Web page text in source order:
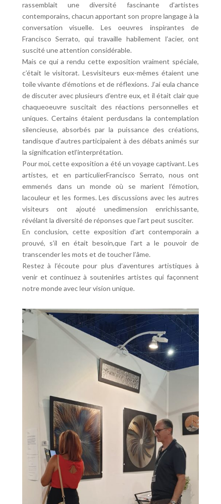
rassemblait une diversité fascinante d’artistes
contemporains, chacun apportant son propre langage à la
conversation visuelle. Les oeuvres inspirantes de
Francisco Serrato, qui travaille habilement l’acier, ont
suscité une attention considérable.
Mais ce qui a rendu cette exposition vraiment spéciale,
c’était le visitorat. Lesvisiteurs eux-mêmes étaient une
toile vivante d’émotions et de réflexions. J’ai eula chance
de discuter avec plusieurs d’entre eux, et il était clair que
chaqueoeuvre suscitait des réactions personnelles et
uniques. Certains étaient perdusdans la contemplation
silencieuse, absorbés par la puissance des créations,
tandisque d’autres participaient à des débats animés sur
la signification etl’interprétation.
Pour moi, cette exposition a été un voyage captivant. Les
artistes, et en particulierFrancisco Serrato, nous ont
emmenés dans un monde où se marient l’émotion,
lacouleur et les formes. Les discussions avec les autres
visiteurs ont ajouté unedimension enrichissante,
révélant la diversité de réponses que l’art peut susciter.
En conclusion, cette exposition d’art contemporain a
prouvé, s’il en était besoin,que l’art a le pouvoir de
transcender les mots et de toucher l’âme.
Restez à l’écoute pour plus d’aventures artistiques à
venir et continuez à soutenirles artistes qui façonnent
notre monde avec leur vision unique.